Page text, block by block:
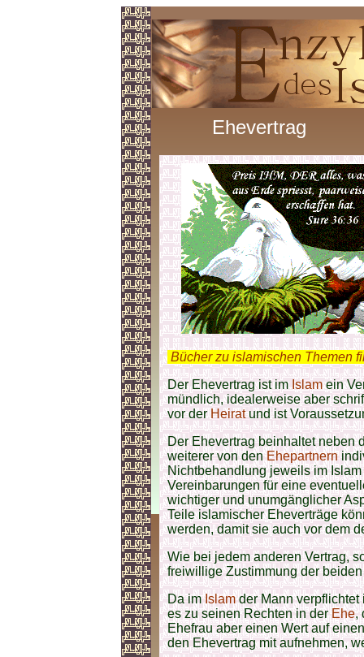
Ehevertrag
Bücher zu islamischen Themen
Der Ehevertrag ist imIslamein
mündlich, idealerweise aber
vor derHeiratund ist
Der Ehevertrag beinhaltet neben
weiterer von denEhepartnern
Nichtbehandlung jeweils im
Vereinbarungen für eine
wichtiger und unumgänglicher
Teile islamischer Eheverträge
werden, damit sie auch vor dem
Wie bei jedem anderen Vertrag,
freiwillige Zustimmung der
Da imIslamder Mann verpflichtet
es zu seinen Rechten in derEhe,
Ehefrau aber einen Wert auf
den Ehevertrag mit aufnehmen,